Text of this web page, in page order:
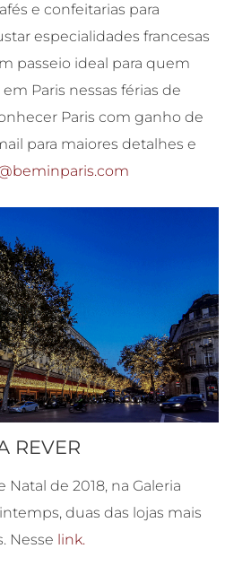
e confeitarias para
especialidades francesas
passeio ideal para quem
Paris nessas férias de
Paris com ganho de
para maiores detalhes e
REVER
Natal de 2018, na Galeria
duas das lojas mais
Nesse link.